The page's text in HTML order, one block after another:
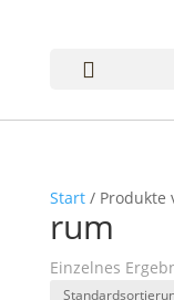

Start/ Produkte
rum
Einzelnes